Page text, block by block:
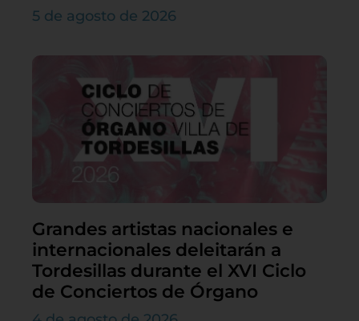
5 de agosto de 2026
Grandes artistas nacionales e
internacionales deleitarán a
Tordesillas durante el XVI Ciclo
de Conciertos de Órgano